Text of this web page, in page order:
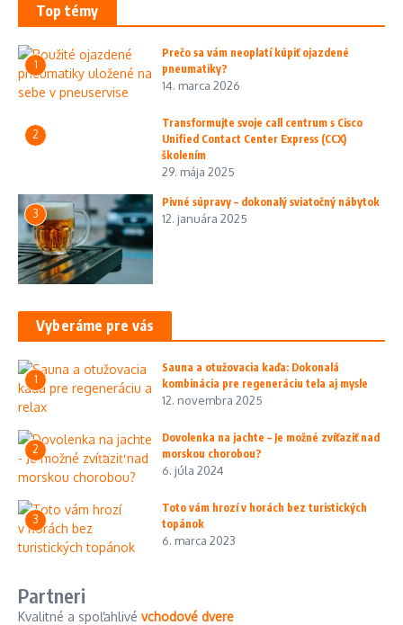
Top témy
1
Prečo sa vám neoplatí kúpiť ojazdené
pneumatiky?
14. marca 2026
2
Transformujte svoje call centrum s Cisco
Unified Contact Center Express (CCX)
školením
29. mája 2025
3
Pivné súpravy – dokonalý sviatočný nábytok
12. januára 2025
Vyberáme pre vás
1
Sauna a otužovacia kaďa: Dokonalá
kombinácia pre regeneráciu tela aj mysle
12. novembra 2025
2
Dovolenka na jachte – Je možné zvíťaziť nad
morskou chorobou?
6. júla 2024
3
Toto vám hrozí v horách bez turistických
topánok
6. marca 2023
Partneri
Kvalitné a spoľahlivé vchodové dvere